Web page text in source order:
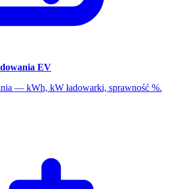
EV
— kWh, kW ładowarki, sprawność %.